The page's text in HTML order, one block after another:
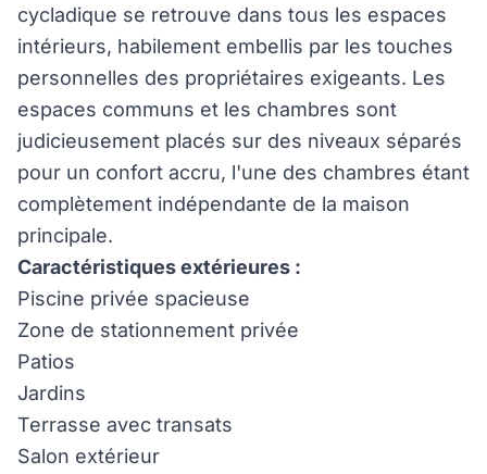
cycladique se retrouve dans tous les espaces
intérieurs, habilement embellis par les touches
personnelles des propriétaires exigeants. Les
espaces communs et les chambres sont
judicieusement placés sur des niveaux séparés
pour un confort accru, l'une des chambres étant
complètement indépendante de la maison
principale.
Caractéristiques extérieures :
Piscine privée spacieuse
Zone de stationnement privée
Patios
Jardins
Terrasse avec transats
Salon extérieur